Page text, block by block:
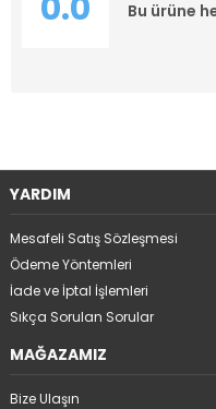
Bu ürüne
YARDIM
Mesafeli Satış Sözleşmesi
Ödeme Yöntemleri
İade ve İptal İşlemleri
Sıkça Sorulan Sorular
MAĞAZAMIZ
Bize Ulaşın